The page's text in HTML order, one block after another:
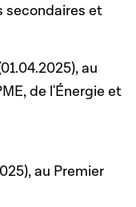
secondaires et
au
de l'Énergie et
au Premier